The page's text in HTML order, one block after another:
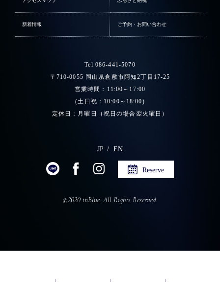
新着情報 ご予約・お問い合わせ
Tel 086-441-5070
〒710-0055 岡山県倉敷市阿知2丁目17-25
営業時間：11:00～17:00
(土日祝：10:00～18:00)
定休日：月曜日（祝日の場合翌火曜日）
JP EN
Reserve
©2020 inBlue. All Rights Reserved.